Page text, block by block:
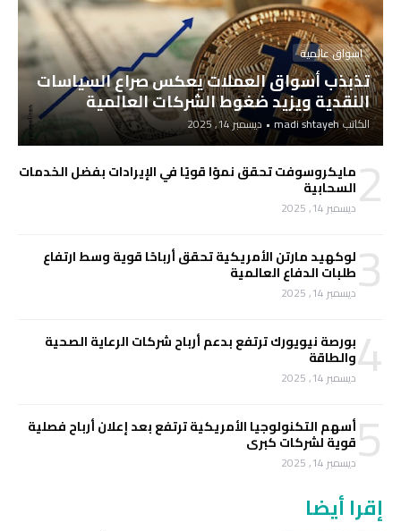
اسواق عالمية
تذبذب أسواق العملات يعكس صراع السياسات
النقدية ويزيد ضغوط الشركات العالمية
الكاتبmadi shtayeh
• ديسمبر 14, 2025
2مايكروسوفت تحقق نموًا قويًا في الإيرادات بفضل الخدمات
السحابية
ديسمبر 14, 2025
3لوكهيد مارتن الأمريكية تحقق أرباحًا قوية وسط ارتفاع
طلبات الدفاع العالمية
ديسمبر 14, 2025
4بورصة نيويورك ترتفع بدعم أرباح شركات الرعاية الصحية
والطاقة
ديسمبر 14, 2025
5أسهم التكنولوجيا الأمريكية ترتفع بعد إعلان أرباح فصلية
قوية لشركات كبرى
ديسمبر 14, 2025
إقرا أيضا